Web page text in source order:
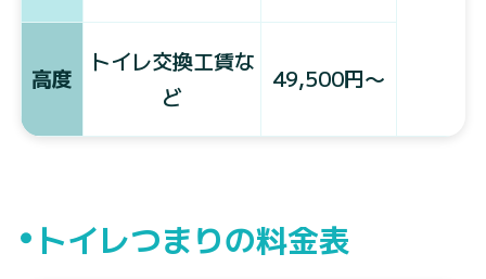
高度
トイレ交換工賃な
ど
49,500円〜
トイレつまりの料金表